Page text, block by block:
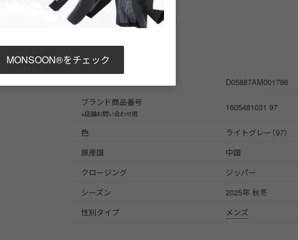
本体
ナイロン100.0%皮革部分:牛革
商品詳細
D05887AM001798
ブランド商品番号
※店舗お問い合わせ用
1605481031 97
色
ライトグレー（97）
原産国
中国
クロージング
ジッパー
シーズン
2025年 秋冬
性別タイプ
メンズ
MONSOON®をチェック